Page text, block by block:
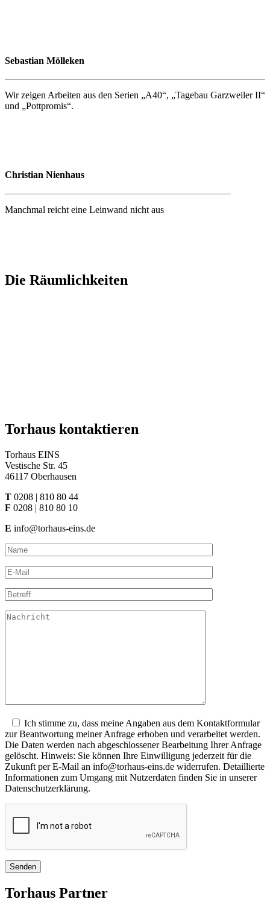
Sebastian Mölleken
Wir zeigen Arbeiten aus den Serien „A40“, „Tagebau Garzweiler II“
und „Pottpromis“.
Christian Nienhaus
Manchmal reicht eine Leinwand nicht aus
Die Räumlichkeiten
Torhaus kontaktieren
Torhaus EINS
Vestische Str. 45
46117 Oberhausen
T 0208 | 810 80 44
F 0208 | 810 80 10
E info@torhaus-eins.de
Ich stimme zu, dass meine Angaben aus dem Kontaktformular
zur Beantwortung meiner Anfrage erhoben und verarbeitet werden.
Die Daten werden nach abgeschlossener Bearbeitung Ihrer Anfrage
gelöscht. Hinweis: Sie können Ihre Einwilligung jederzeit für die
Zukunft per E-Mail an info@torhaus-eins.de widerrufen. Detaillierte
Informationen zum Umgang mit Nutzerdaten finden Sie in unserer
Datenschutzerklärung.
Torhaus Partner